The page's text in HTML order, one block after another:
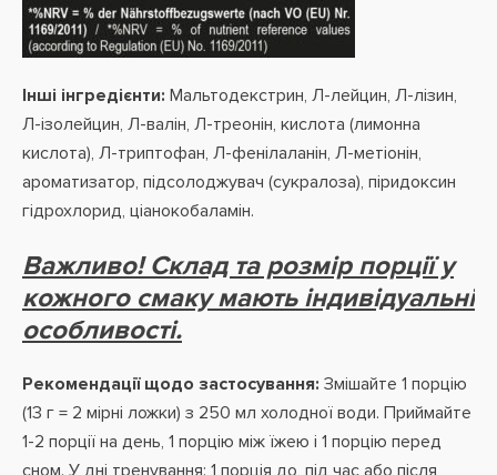
Інші інгредієнти: Мальтодекстрин, Л-лейцин, Л-лізин,
Л-ізолейцин, Л-валін, Л-треонін, кислота (лимонна
кислота), Л-триптофан, Л-фенілаланін, Л-метіонін,
ароматизатор, підсолоджувач (сукралоза), піридоксин
гідрохлорид, ціанокобаламін.
Важливо! Склад та розмір порції у
кожного смаку мають індивідуальні
особливості.
Рекомендації щодо застосування: Змішайте 1 порцію
(13 г = 2 мірні ложки) з 250 мл холодної води. Приймайте
1-2 порції на день, 1 порцію між їжею і 1 порцію перед
сном. У дні тренування: 1 порція до, під час або після